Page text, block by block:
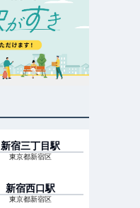
新宿三丁目駅
東京都新宿区
新宿西口駅
東京都新宿区